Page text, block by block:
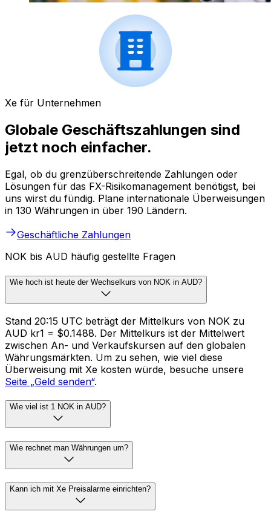
Xe für Unternehmen
Globale Geschäftszahlungen sind
jetzt noch einfacher.
Egal, ob du grenzüberschreitende Zahlungen oder
Lösungen für das FX-Risikomanagement benötigst, bei
uns wirst du fündig. Plane internationale Überweisungen
in 130 Währungen in über 190 Ländern.
Geschäftliche Zahlungen
NOK bis AUD häufig gestellte Fragen
Wie hoch ist heute der Wechselkurs von NOK in AUD?
Stand 20:15 UTC beträgt der Mittelkurs von NOK zu
AUD kr1 = $0.1488. Der Mittelkurs ist der Mittelwert
zwischen An- und Verkaufskursen auf den globalen
Währungsmärkten. Um zu sehen, wie viel diese
Überweisung mit Xe kosten würde, besuche unsere
Seite „Geld senden“.
Wie viel ist 1 NOK in AUD?
Wie rechnet man Währungen um?
Kann ich mit Xe Preisalarme einrichten?